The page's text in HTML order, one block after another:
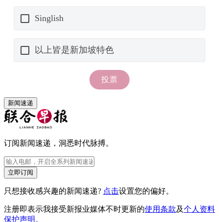
新闻速递
订阅新闻速递，洞悉时代脉搏。
立即订阅
只想接收感兴趣的新闻速递? 点击设置您的偏好。
注册即表示我接受新报业媒体不时更新的使用条款及个人资料
保护声明。